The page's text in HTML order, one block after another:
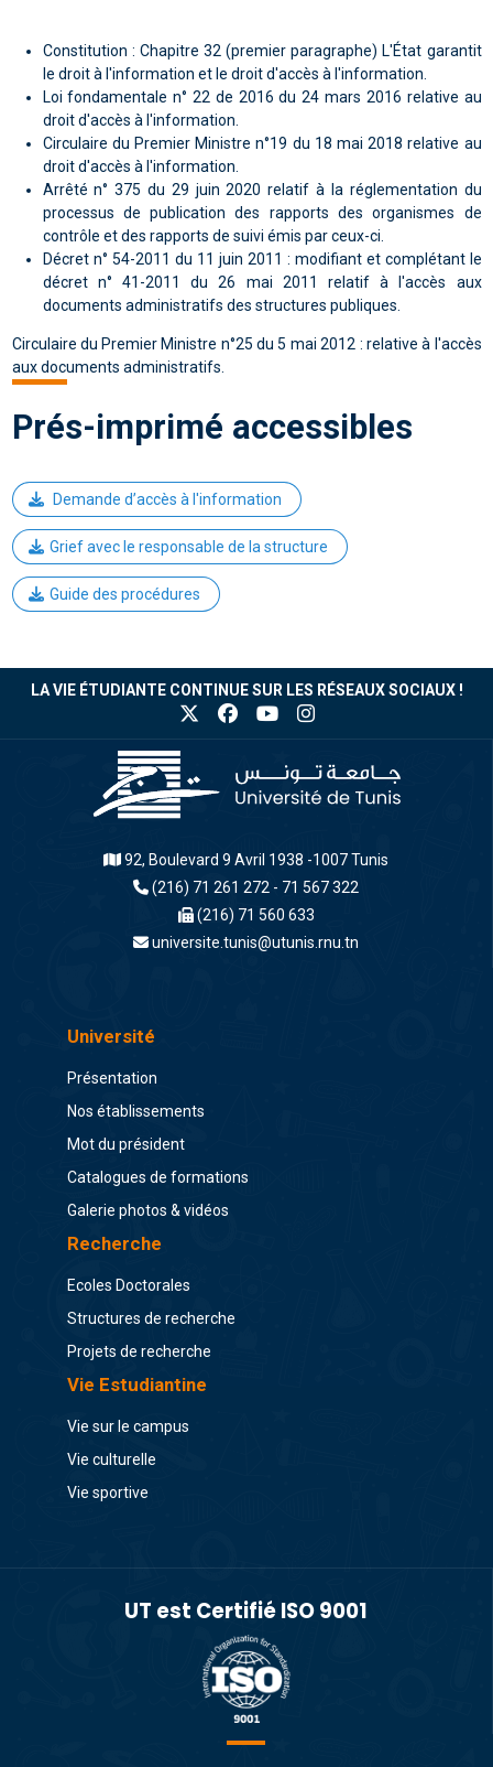
Constitution : Chapitre 32 (premier paragraphe) L'État garantit
le droit à l'information et le droit d'accès à l'information.
Loi fondamentalen° 22 de 2016 du 24 mars 2016 relative au
droit d'accès à l'information
Circulaire du Premier Ministre n°19 du 18 mai 2018 relative au
droit d'accès à l'information.
Arrêté n° 375 du 29 juin 2020 relatif à la réglementation du
processus de publication des rapports des organismes de
contrôle et des rapports de suivi émis par ceux-ci.
Décret n° 54-2011 du 11 juin 2011 : modifiant et complétant le
décret n° 41-2011 du 26 mai 2011 relatif à l'accès aux
documents administratifs des structures publiques.
Circulaire du Premier Ministre n°25 du 5 mai 2012 : relative à l'accès
aux documents administratifs.
Prés-imprimé accessibles
Demande d’accès à l'information
Grief avec le responsable de la structure
Guide des procédures
LA VIE ÉTUDIANTE CONTINUE SUR LES RÉSEAUX SOCIAUX !
92, Boulevard 9 Avril 1938 -1007 Tunis
(216) 71 261 272 - 71 567 322
(216) 71 560 633
universite.tunis@utunis.rnu.tn
Université
Présentation
Nos établissements
Mot du président
Catalogues de formations
Galerie photos & vidéos
Recherche
Ecoles Doctorales
Structures de recherche
Projets de recherche
Vie Estudiantine
Vie sur le campus
Vie culturelle
Vie sportive
UT est Certifié ISO 9001